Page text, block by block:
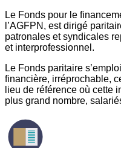
Le Fonds pour le
l’AGFPN, est dirigé
patronales et syndicales
et interprofessionnel.
Le Fonds paritaire
financière, irréprochable,
lieu de référence où cette
plus grand nombre,